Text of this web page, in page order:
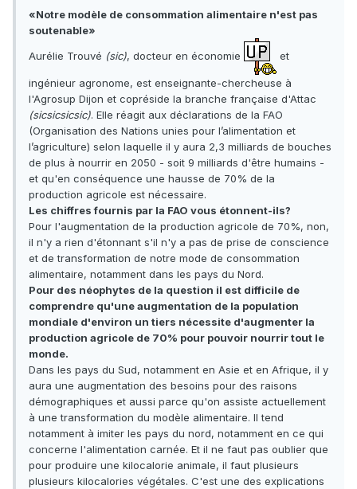
«Notre modèle de consommation alimentaire n'est pas
soutenable»
Aurélie Trouvé (sic), docteur en économie et
ingénieur agronome, est enseignante-chercheuse à
l'Agrosup Dijon et copréside la branche française d'Attac
(sicsicsicsic). Elle réagit aux déclarations de la FAO
(Organisation des Nations unies pour l’alimentation et
l’agriculture) selon laquelle il y aura 2,3 milliards de bouches
de plus à nourrir en 2050 - soit 9 milliards d'être humains -
et qu'en conséquence une hausse de 70% de la
production agricole est nécessaire.
Les chiffres fournis par la FAO vous étonnent-ils?
Pour l'augmentation de la production agricole de 70%, non,
il n'y a rien d'étonnant s'il n'y a pas de prise de conscience
et de transformation de notre mode de consommation
alimentaire, notamment dans les pays du Nord.
Pour des néophytes de la question il est difficile de
comprendre qu'une augmentation de la population
mondiale d'environ un tiers nécessite d'augmenter la
production agricole de 70% pour pouvoir nourrir tout le
monde.
Dans les pays du Sud, notamment en Asie et en Afrique, il y
aura une augmentation des besoins pour des raisons
démographiques et aussi parce qu'on assiste actuellement
à une transformation du modèle alimentaire. Il tend
notamment à imiter les pays du nord, notamment en ce qui
concerne l'alimentation carnée. Et il ne faut pas oublier que
pour produire une kilocalorie animale, il faut plusieurs
plusieurs kilocalories végétales. C'est une des explications